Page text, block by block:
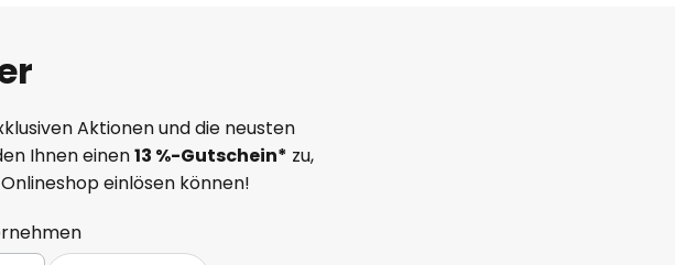
Aktionen und die neusten
Ihnen einen13 %-Gutschein* zu,
einlösen können!